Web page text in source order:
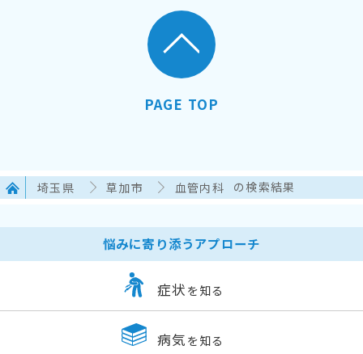
PAGE TOP
埼玉県 草加市 血管内科 の検索結果
悩みに寄り添うアプローチ
症状 を知る
病気 を知る